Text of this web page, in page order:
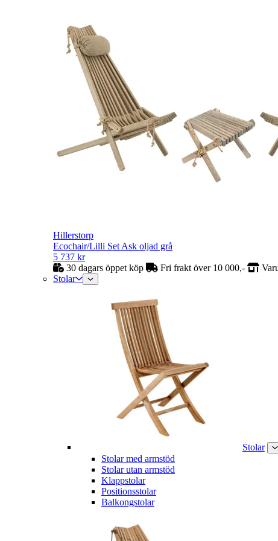
Hillerstorp
Ecochair/Lilli Set Ask oljad grå
5 737 kr
30 dagars öppet köp
Fri frakt över 10 000,-
Stolar
Stolar
Stolar med armstöd
Stolar utan armstöd
Klappstolar
Positionsstolar
Balkongstolar